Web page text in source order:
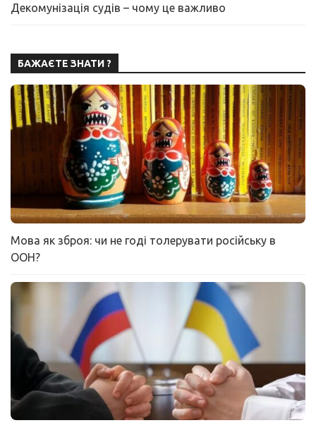
Декомунізація судів – чому це важливо
БАЖАЄТЕ ЗНАТИ ?
Мова як зброя: чи не годі толерувати російську в
ООН?